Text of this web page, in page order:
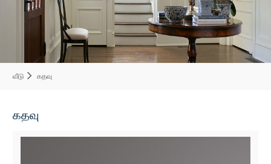
வீடு கதவு
கதவு